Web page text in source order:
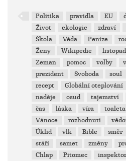
Politika pravidla EU
Život
ekologie zdraví
Škola
Věda Peníze
Ženy
Wikipedie listopad
Zeman
pomoc volby
prezident
Svoboda soul
recept
Globální oteplování
naděje
osud tajemství
čas
láska víra toaleta
Vánoce
rozhodnutí
Úklid
vlk Bible směr
stáří
samet změny
Chlap
Pitomec